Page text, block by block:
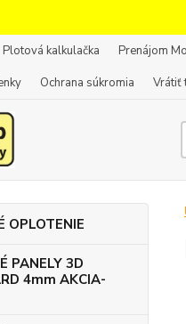
Plotová kalkulačka Prenájom
Ochrana súkromia Vrátiť
OPLOTENIE
PANELY 3D
4mm AKCIA-